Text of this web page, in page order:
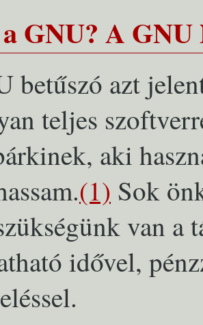
GNU? A GNU
betűszó azt
teljes
aki
(1) Sok
van a
idővel,